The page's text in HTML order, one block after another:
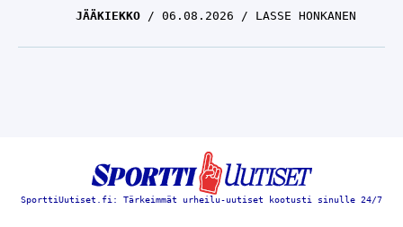
JÄÄKIEKKO 06.08.2026 LASSE HONKANEN
SporttiUutiset.fi: Tärkeimmät urheilu-uutiset kootusti sinulle 24/7